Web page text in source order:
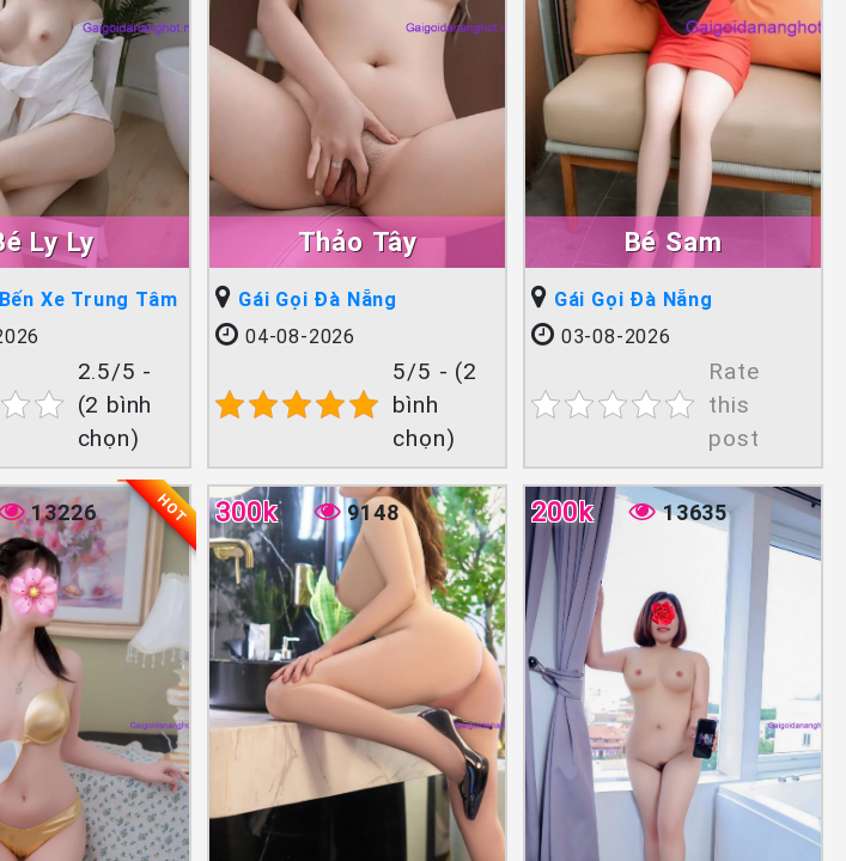
Ly Ly
Xe Trung Tâm
2.5/5 -
(2 bình
chọn)
Thảo Tây
Gái Gọi Đà Nẵng
04-08-2026
5/5 - (2
bình
chọn)
Bé Sam
Gái Gọi Đà Nẵng
03-08-2026
Rate
this
post
13226 HOT 300k 9148 200k 13635